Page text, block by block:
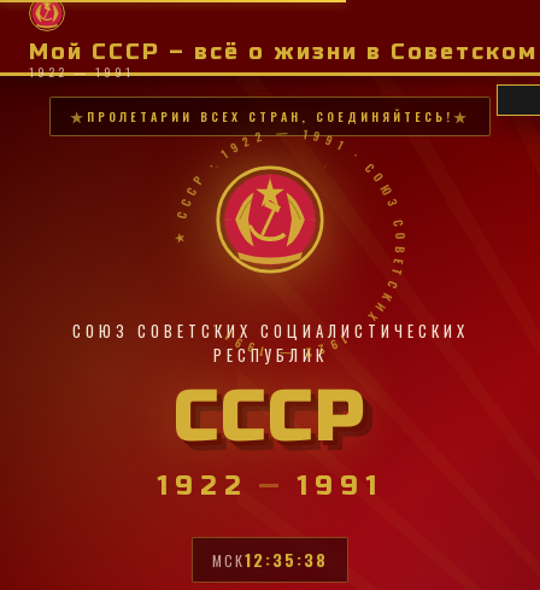
Мой СССР – всё о жизни в
1922 — 1991
ПРОЛЕТАРИИ ВСЕХ СТРАН, СОЕДИНЯЙТЕСЬ!
★ СССР · 1922 — 1991 · СОЮЗ СОВЕТСКИХ · 1922 — 1991 ·
СОЮЗ СОВЕТСКИХ СОЦИАЛИСТИЧЕСКИХ
РЕСПУБЛИК
СССР
1922 — 1991
МСК12:35:39